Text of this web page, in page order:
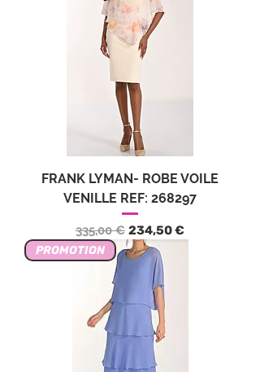
FRANK LYMAN- ROBE VOILE
VENILLE REF: 268297
Обычная цена
335,00 € Цена со скидкой
234,50 €
PROMOTION